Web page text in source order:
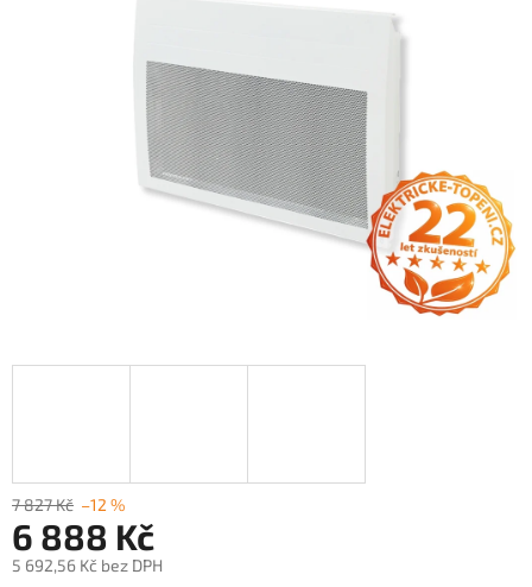
7 827 Kč –12 %
6 888 Kč
5 692,56 Kč bez DPH